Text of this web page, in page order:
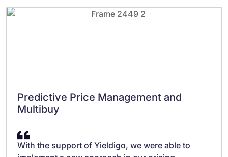
Predictive Price Management and
Multibuy
With the support of Yieldigo, we were able to